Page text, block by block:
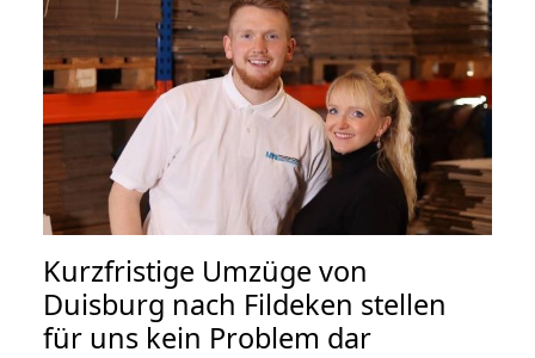
Kurzfristige Umzüge von
Duisburg nach Fildeken stellen
für uns kein Problem dar